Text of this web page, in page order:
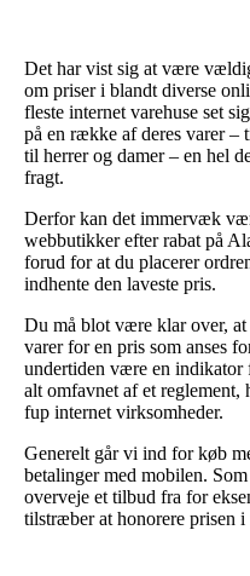
Det har vist sig at være
om priser i blandt diverse
fleste internet varehuse set
på en række af deres varer –
til herrer og damer – en hel
fragt.
Derfor kan det immervæk
webbutikker efter rabat på
forud for at du placerer
indhente den laveste pris.
Du må blot være klar over,
varer for en pris som anses
undertiden være en
alt omfavnet af et
fup internet virksomheder.
Generelt går vi ind for køb
betalinger med mobilen.
overveje et tilbud fra for
tilstræber at honorere prisen i